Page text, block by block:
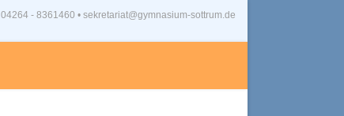
04264 - 8361460 • sekretariat@gymnasium-sottrum.de